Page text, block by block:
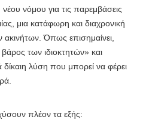
νόμου για τις παρεμβάσεις
μια κατάφωρη και διαχρονική
ακινήτων. Όπως επισημαίνει,
βάρος των ιδιοκτητών» και
δίκαιη λύση που μπορεί να φέρει
πλέον τα εξής: